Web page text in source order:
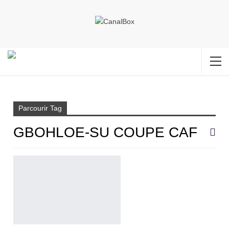
Parcourir Tag
GBOHLOE-SU COUPE CAF